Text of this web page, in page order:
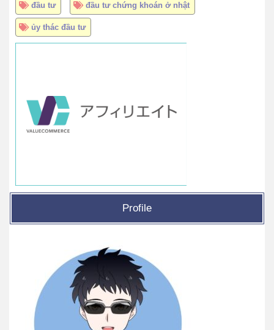
đầu tư đầu tư chứng khoán ở nhật
ủy thác đầu tư
Profile